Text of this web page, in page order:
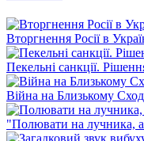
Вторгнення Росії в
Пекельні санкції.
Війна на Близькому
"Полювати на лучника, а